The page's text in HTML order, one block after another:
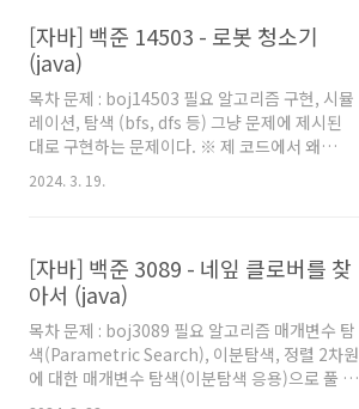
바로 풀 때의 팁을 원하시는 분들도 보시는걸 추
천드립니다. 풀이 그냥 문제에 제시된대로 구현
하면 되서 풀이는 필요없을 것 같다. 이하 코드는
그냥 풀긴 좀 심심할 것 같아서 2차원 배열을 쓰
지 않고 풀어봤다. 그러니 2차원 배열 안쓰고 푸
는걸 참고하려면 코드를 확인해보자. 각 단계별
로 처리하는 코드는 주석을 달아두었다. 2차원 배
[자바] 백준 14503 - 로봇 청소기
(java)
목차 문제 : boj14503 필요 알고리즘 구현, 시뮬
레이션, 탐색 (bfs, dfs 등) 그냥 문제에 제시된
대로 구현하는 문제이다. ※ 제 코드에서 왜
main 함수에 로직을 직접 작성하지 않았는지,
왜 Scanner를 쓰지 않고 BufferedReader를
풀어보려고 시작하시는 분이나, 백준에서 자바로
풀 때의 팁을 원하시는 분들도 보시는걸 추천드
립니다. 풀이 딱히 풀이라 할 부분은 없을 것 같
다. 문제에 제시된대로 구현하면 된다. 따라서 내
코드를 기준으로 어떤식으로 구현했는지만 얘기
해보겠다. 우선 '방의 가장 북쪽, 가장 남쪽, 가장
2024. 3. 19.
[자바] 백준 3089 - 네잎 클로버를 찾
아서 (java)
목차 문제 : boj3089 필요 알고리즘 매개변수 탐
색(Parametric Search), 이분탐색, 정렬 2차원
에 대한 매개변수 탐색(이분탐색 응용)으로 풀 수
있는 문제이다. 이걸 위해 정렬이 필요하다. 시뮬